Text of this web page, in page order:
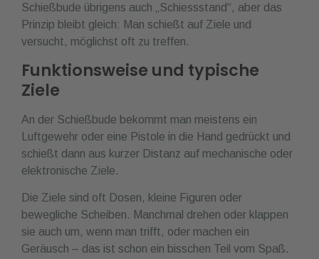
Schießbude übrigens auch „Schiessstand“, aber das
Prinzip bleibt gleich: Man schießt auf Ziele und
versucht, möglichst oft zu treffen.
Funktionsweise und typische
Ziele
An der Schießbude bekommt man meistens ein
Luftgewehr oder eine Pistole in die Hand gedrückt und
schießt dann aus kurzer Distanz auf mechanische oder
elektronische Ziele.
Die Ziele sind oft Dosen, kleine Figuren oder
bewegliche Scheiben. Manchmal drehen oder klappen
sie auch um, wenn man trifft, oder machen ein
Geräusch – das ist schon ein bisschen Teil vom Spaß.